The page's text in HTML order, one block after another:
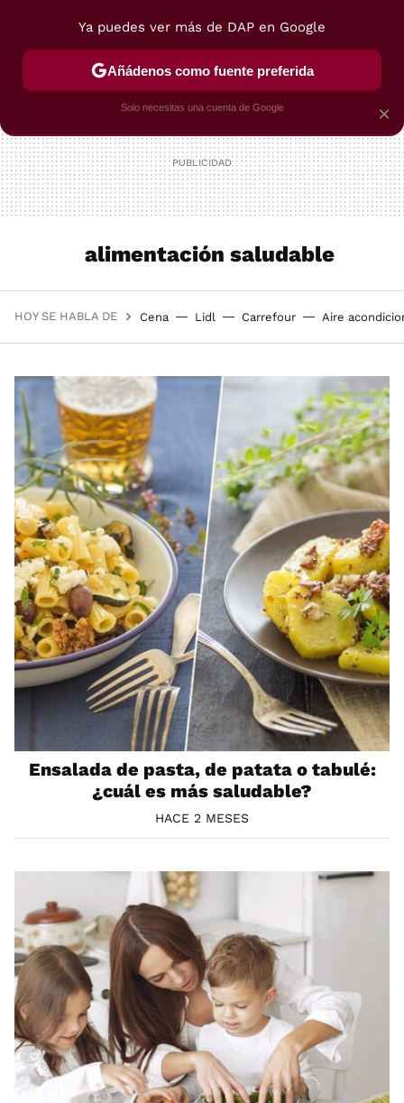
POSTRES VIAJES SELECCIÓN VEGUI
alimentación saludable
HOY SE HABLA DE Cena Lidl Carrefour Aire
Ensalada de pasta, de patata o tabulé:
¿cuál es más saludable?
HACE 2 MESES
×
Ya puedes ver más de DAP en Google
Añádenos como fuente preferida
Solo necesitas una cuenta de Google